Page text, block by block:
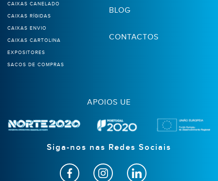
CAIXAS CANELADO
CAIXAS RÍGIDAS
CAIXAS ENVIO
CAIXAS CARTOLINA
EXPOSITORES
SACOS DE COMPRAS
BLOG
CONTACTOS
APOIOS UE
Siga-nos nas Redes Sociais